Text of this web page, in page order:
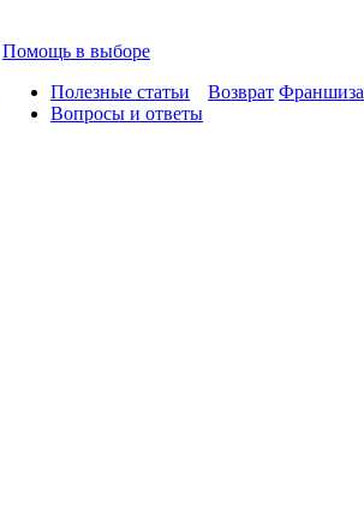
Помощь в выборе
Полезные статьи
Вопросы и ответы
Возврат Франшиза